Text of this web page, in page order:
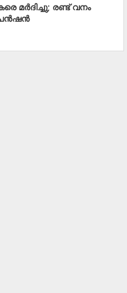
മര്‍ദിച്ചു; രണ്ട് വനം